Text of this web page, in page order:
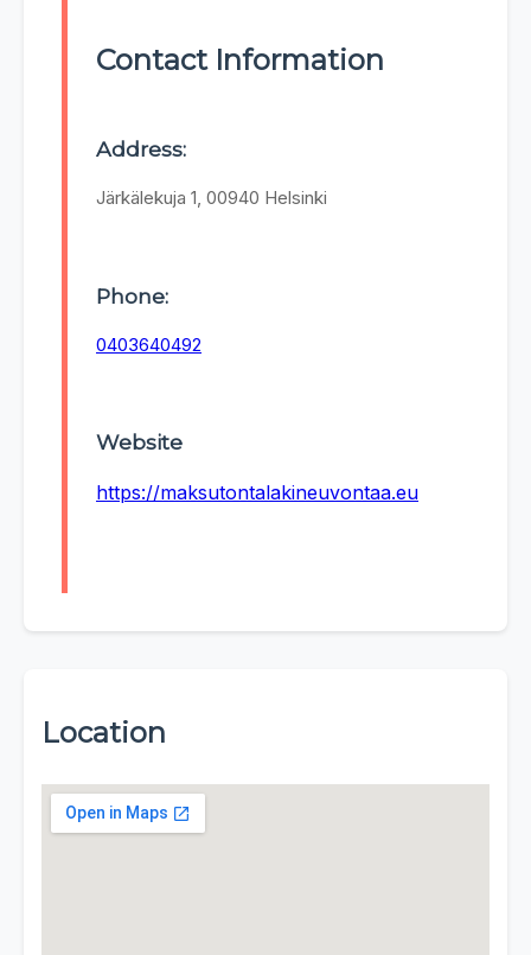
Contact Information
Address:
Järkälekuja 1, 00940 Helsinki
Phone:
0403640492
Website
https://maksutontalakineuvontaa.eu
Location